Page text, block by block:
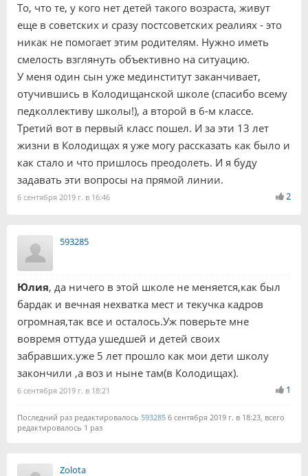
То, что те, у кого нет детей такого возраста, живут
еще в советских и сразу постсоветских реалиях - это
никак не помогает этим родителям. Нужно иметь
смелость взглянуть объективно на ситуацию.
У меня один сын уже мединститут заканчивает,
отучившись в Колодищанской школе (спасибо всему
педколлективу школы!), а второй в 6-м классе.
Третий вот в первый класс пошел. И за эти 13 лет
жизни в Колодищах я уже могу рассказать как было и
как стало и что пришлось преодолеть. И я буду
задавать эти вопросы на прямой линии.
6 сентября 2019 г. в 16:46 2
593285
Юлия, да ничего в этой школе не меняется,как был
бардак и вечная нехватка мест и текучка кадров
огромная,так все и осталось.Уж поверьте мне
вовремя оттуда ушедшей и детей своих
забравших.уже 5 лет прошло как мои дети школу
закончили ,а воз и ныне там(в Колодищах).
6 сентября 2019 г. в 18:21 1
Последний раз редактировалось 593285 6 сентября 2019 г. в 18:23, всего
редактировалось 1 раз
Zolota